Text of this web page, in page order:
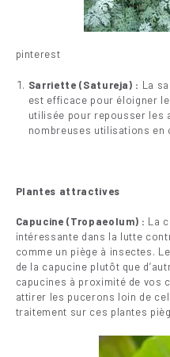
pinterest
Sarriette (Satureja) : La
est efficace pour éloigner
utilisée pour repousser les
nombreuses utilisations en
Plantes attractives
Capucine (Tropaeolum) : La
intéressante dans la lutte
comme un piège à insectes.
de la capucine plutôt que
capucines à proximité de vos
attirer les pucerons loin de
traitement sur ces plantes